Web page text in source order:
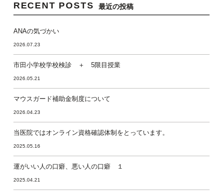
RECENT POSTS 最近の投稿
ANAの気づかい
2026.07.23
市田小学校学校検診 ＋ 5限目授業
2026.05.21
マウスガード補助金制度について
2026.04.23
当医院ではオンライン資格確認体制をとっています。
2025.05.16
運がいい人の口癖、悪い人の口癖 １
2025.04.21